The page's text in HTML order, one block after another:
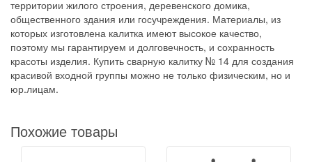
территории жилого строения, деревенского домика,
общественного здания или госучреждения. Материалы, из
которых изготовлена калитка имеют высокое качество,
поэтому мы гарантируем и долговечность, и сохранность
красоты изделия. Купить сварную калитку № 14 для создания
красивой входной группы можно не только физическим, но и
юр.лицам.
Похожие товары